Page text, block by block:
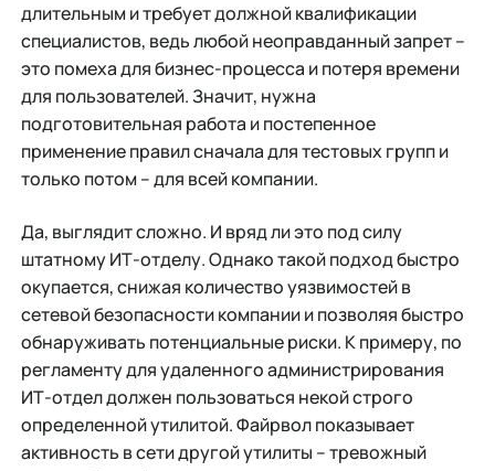
длительным и требует должной квалификации
специалистов, ведь любой неоправданный запрет –
это помеха для бизнес-процесса и потеря времени
для пользователей. Значит, нужна
подготовительная работа и постепенное
применение правил сначала для тестовых групп и
только потом – для всей компании.
Да, выглядит сложно. И вряд ли это под силу
штатному ИТ-отделу. Однако такой подход быстро
окупается, снижая количество уязвимостей в
сетевой безопасности компании и позволяя быстро
обнаруживать потенциальные риски. К примеру, по
регламенту для удаленного администрирования
ИТ-отдел должен пользоваться некой строго
определенной утилитой. Файрвол показывает
активность в сети другой утилиты – тревожный